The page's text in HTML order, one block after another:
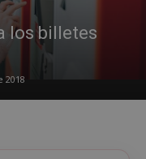
los billetes
2018